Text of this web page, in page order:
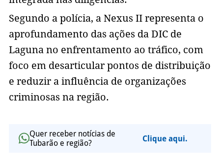
Segundo a polícia, a Nexus II representa o
aprofundamento das ações da DIC de
Laguna no enfrentamento ao tráfico, com
foco em desarticular pontos de distribuição
e reduzir a influência de organizações
criminosas na região.
Quer receber notícias de
Tubarão e região?
Clique aqui.